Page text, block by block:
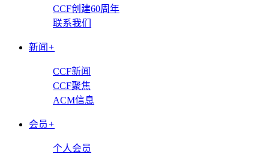
CCF创建60周年
联系我们
新闻 +
CCF新闻
CCF聚焦
ACM信息
会员+
个人会员